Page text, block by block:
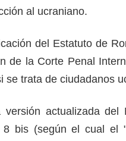
al ucraniano.
del Estatuto de
de la Corte Penal
se trata de ciudadanos
actualizada
bis (según el cual el